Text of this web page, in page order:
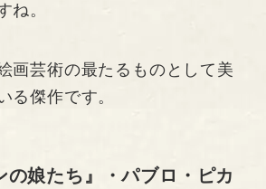
ね。
画芸術の最たるものとして美
る傑作です。
の娘たち』・パブロ・ピカ